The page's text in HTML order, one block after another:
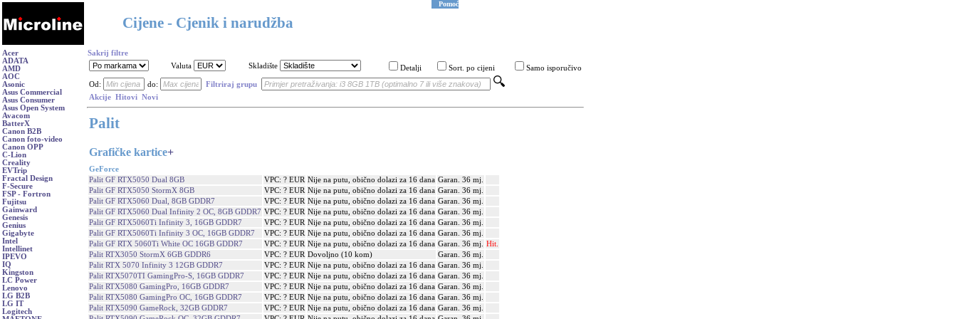
Cijene - Cjenik i narudžba
Pomoć
Acer
ADATA
AMD
AOC
Asonic
Asus Commercial
Asus Consumer
Asus Open System
Avacom
BatterX
Canon B2B
Canon foto-video
Canon OPP
C-Lion
Creality
EVTrip
Fractal Design
F-Secure
FSP - Fortron
Fujitsu
Gainward
Genesis
Genius
Gigabyte
Intel
Intellinet
IPEVO
IQ
Kingston
LC Power
Lenovo
LG B2B
LG IT
Logitech
Sakrij filtre
Valuta
Skladište Detalji Sort. po cijeni Samo isporučivo
Od: do:
Filtriraj grupu
Akcije Hitovi Novi
Palit
Grafičke kartice+
GeForce
Palit GF RTX5050 Dual 8GB
VPC: ? EUR Nije na putu, obično dolazi za 16 dana Garan. 36 mj.
Palit GF RTX5050 StormX 8GB
VPC: ? EUR Nije na putu, obično dolazi za 16 dana Garan. 36 mj.
Palit GF RTX5060 Dual, 8GB GDDR7
VPC: ? EUR Nije na putu, obično dolazi za 16 dana Garan. 36 mj.
Palit GF RTX5060 Dual Infinity 2 OC, 8GB GDDR7 VPC: ? EUR Nije na putu, obično dolazi za 16 dana Garan. 36 mj.
Palit GF RTX5060Ti Infinity 3, 16GB GDDR7
VPC: ? EUR Nije na putu, obično dolazi za 16 dana Garan. 36 mj.
Palit GF RTX5060Ti Infinity 3 OC, 16GB GDDR7
VPC: ? EUR Nije na putu, obično dolazi za 16 dana Garan. 36 mj.
Palit GF RTX 5060Ti White OC 16GB GDDR7
VPC: ? EUR Nije na putu, obično dolazi za 16 dana Garan. 36 mj.
Hit.
Palit RTX3050 StormX 6GB GDDR6
VPC: ? EUR Dovoljno (10 kom)
Garan. 36 mj.
Palit RTX 5070 Infinity 3 12GB GDDR7
VPC: ? EUR Nije na putu, obično dolazi za 16 dana Garan. 36 mj.
Palit RTX5070TI GamingPro-S, 16GB GDDR7
VPC: ? EUR Nije na putu, obično dolazi za 16 dana Garan. 36 mj.
Palit RTX5080 GamingPro, 16GB GDDR7
VPC: ? EUR Nije na putu, obično dolazi za 16 dana Garan. 36 mj.
Palit RTX5080 GamingPro OC, 16GB GDDR7
VPC: ? EUR Nije na putu, obično dolazi za 16 dana Garan. 36 mj.
Palit RTX5090 GameRock, 32GB GDDR7
VPC: ? EUR Nije na putu, obično dolazi za 16 dana Garan. 36 mj.